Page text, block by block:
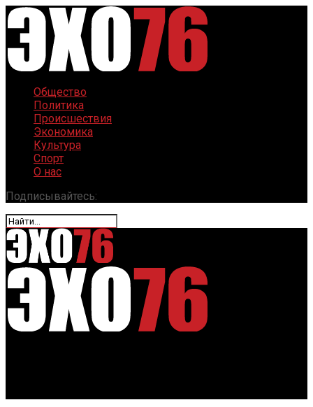
Общество
Политика
Происшествия
Экономика
Культура
Спорт
О нас
Подписывайтесь: